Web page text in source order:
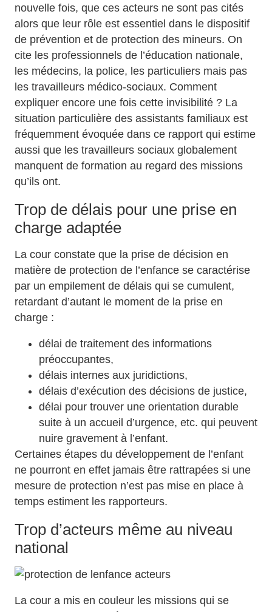
nouvelle fois, que ces acteurs ne sont pas cités
alors que leur rôle est essentiel dans le dispositif
de prévention et de protection des mineurs. On
cite les professionnels de l’éducation nationale,
les médecins, la police, les particuliers mais pas
les travailleurs médico-sociaux. Comment
expliquer encore une fois cette invisibilité ? La
situation particulière des assistants familiaux est
fréquemment évoquée dans ce rapport qui estime
aussi que les travailleurs sociaux globalement
manquent de formation au regard des missions
qu’ils ont.
Trop de délais pour une prise en
charge adaptée
La cour constate que la prise de décision en
matière de protection de l’enfance se caractérise
par un empilement de délais qui se cumulent,
retardant d’autant le moment de la prise en
charge :
délai de traitement des informations
préoccupantes,
délais internes aux juridictions,
délais d’exécution des décisions de justice,
délai pour trouver une orientation durable
suite à un accueil d’urgence, etc. qui peuvent
nuire gravement à l’enfant.
Certaines étapes du développement de l’enfant
ne pourront en effet jamais être rattrapées si une
mesure de protection n’est pas mise en place à
temps estiment les rapporteurs.
Trop d’acteurs même au niveau
national
La cour a mis en couleur les missions qui se